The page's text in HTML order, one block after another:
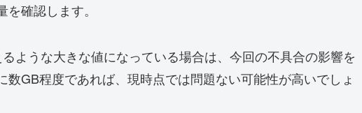
を確認します。
ような大きな値になっている場合は、今回の不具合の影響を
GB程度であれば、現時点では問題ない可能性が高いでしょ